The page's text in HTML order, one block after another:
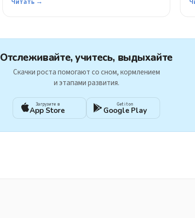
Читать →
Отслеживайте, учитесь, выдыхайте
Скачки роста помогают со сном, кормлением
и этапами развития.
Загрузите в
App Store
Get it on
Google Play